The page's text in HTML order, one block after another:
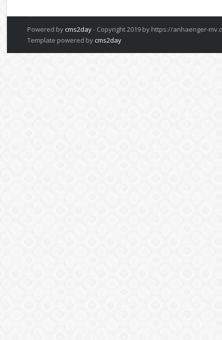
Powered bycms2day- Copyright 2019 by https://anhaenger-
Template powered bycms2day